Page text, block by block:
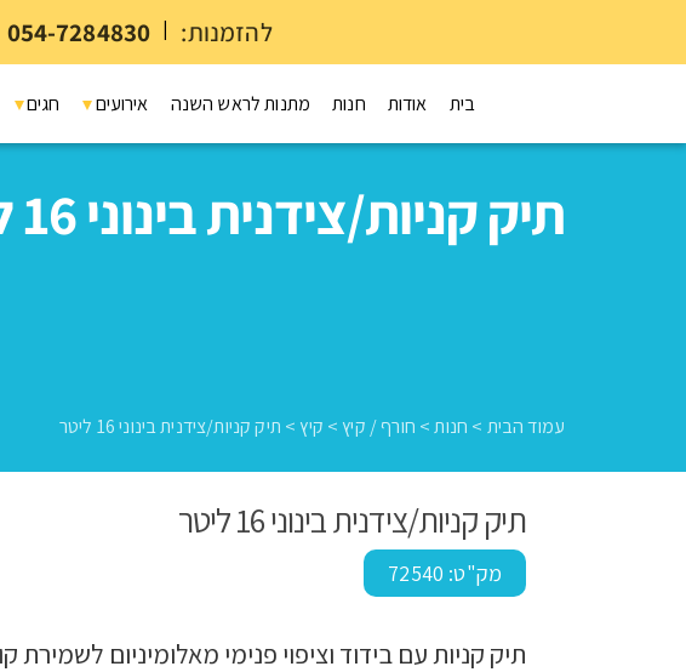
להזמנות: |
054-7284830
בית אודות חנות מתנות לראש השנה אירועים חגים
תיק קניות/צידנית בינוני 16 ליטר
עמוד הבית > חנות> חורף / קיץ > קיץ > תיק קניות/צידנית בינוני 16 ליטר
חנות> חורף / קיץ> קיץ>תיק קניות/צידנית בינוני 16 ליטר
תיק קניות/צידנית בינוני 16 ליטר
מק"ט: 72540
תיק קניות עם בידוד וציפוי פנימי מאלומיניום לשמירת